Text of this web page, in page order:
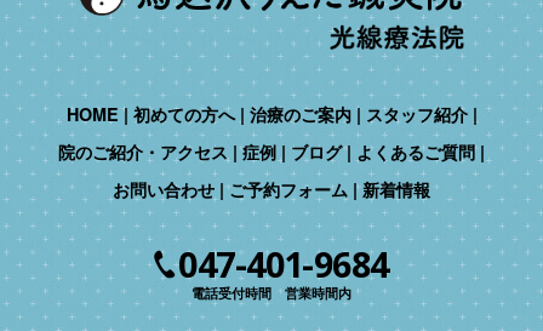
HOME 初めての方へ 治療のご案内
スタッフ紹介
院のご紹介・アクセス
症例 ブログ
よくあるご質問
お問い合わせ ご予約フォーム 新着情報
047-401-9684
電話受付時間 営業時間内